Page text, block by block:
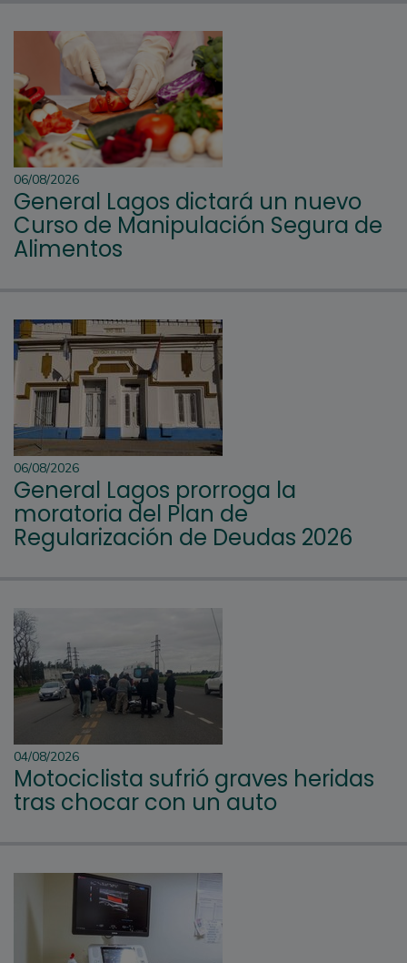
06/08/2026
General Lagos dictará un nuevo
Curso de Manipulación Segura de
Alimentos
06/08/2026
General Lagos prorroga la
moratoria del Plan de
Regularización de Deudas 2026
04/08/2026
Motociclista sufrió graves heridas
tras chocar con un auto